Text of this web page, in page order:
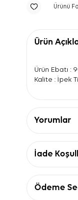
Ürünü
Ürün
Ürün Ebatı :
Kalite : İpek
Yorumlar
İade
Ödeme